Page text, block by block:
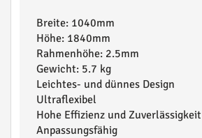
Breite: 1040mm
Höhe: 1840mm
Rahmenhöhe: 2.5mm
Gewicht: 5.7 kg
Leichtes- und dünnes Design
Ultraflexibel
Hohe Effizienz und Zuverlässigkeit
Anpassungsfähig